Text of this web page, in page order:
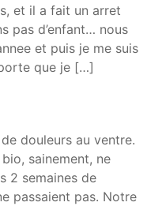
et il a fait un arret
pas d’enfant… nous
et puis je me suis
que je […]
douleurs au ventre.
sainement, ne
2 semaines de
passaient pas. Notre